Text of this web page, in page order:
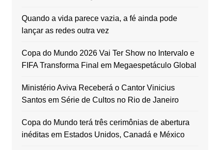
Quando a vida parece vazia, a fé ainda pode
lançar as redes outra vez
Copa do Mundo 2026 Vai Ter Show no Intervalo e
FIFA Transforma Final em Megaespetáculo Global
Ministério Aviva Receberá o Cantor Vinicius
Santos em Série de Cultos no Rio de Janeiro
Copa do Mundo terá três cerimônias de abertura
inéditas em Estados Unidos, Canadá e México